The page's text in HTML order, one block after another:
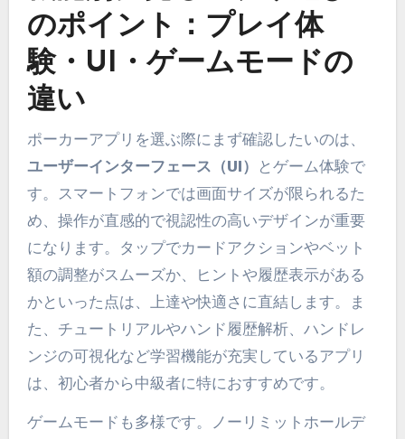
のポイント：プレイ体
験・UI・ゲームモードの
違い
ポーカーアプリを選ぶ際にまず確認したいのは、
ユーザーインターフェース（UI）
とゲーム体験で
す。スマートフォンでは画面サイズが限られるた
め、操作が直感的で視認性の高いデザインが重要
になります。タップでカードアクションやベット
額の調整がスムーズか、ヒントや履歴表示がある
かといった点は、上達や快適さに直結します。ま
た、チュートリアルやハンド履歴解析、ハンドレ
ンジの可視化など学習機能が充実しているアプリ
は、初心者から中級者に特におすすめです。
ゲームモードも多様です。ノーリミットホールデ